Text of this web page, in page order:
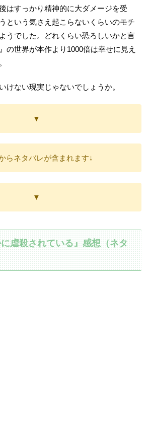
はすっかり精神的に大ダメージを受
という気さえ起こらないくらいのモチ
うでした。どれくらい恐ろしいかと言
の世界が本作より1000倍は幸せに見え
けない現実じゃないでしょうか。
▼
らネタバレが含まれます↓
▼
虐殺されている』感想（ネタ